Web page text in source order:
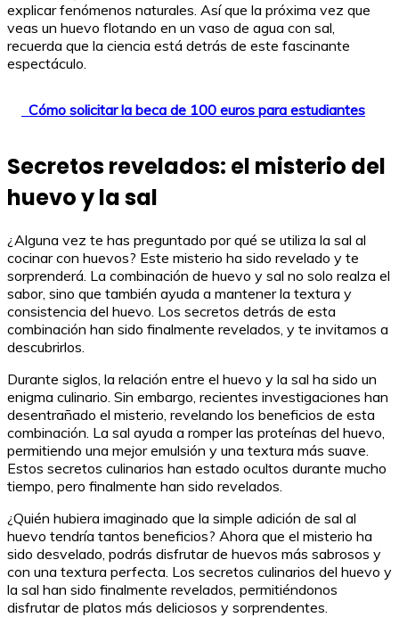
explicar fenómenos naturales. Así que la próxima vez que
veas un huevo flotando en un vaso de agua con sal,
recuerda que la ciencia está detrás de este fascinante
espectáculo.
Cómo solicitar la beca de 100 euros para estudiantes
Secretos revelados: el misterio del
huevo y la sal
¿Alguna vez te has preguntado por qué se utiliza la sal al
cocinar con huevos? Este misterio ha sido revelado y te
sorprenderá. La combinación de huevo y sal no solo realza el
sabor, sino que también ayuda a mantener la textura y
consistencia del huevo. Los secretos detrás de esta
combinación han sido finalmente revelados, y te invitamos a
descubrirlos.
Durante siglos, la relación entre el huevo y la sal ha sido un
enigma culinario. Sin embargo, recientes investigaciones han
desentrañado el misterio, revelando los beneficios de esta
combinación. La sal ayuda a romper las proteínas del huevo,
permitiendo una mejor emulsión y una textura más suave.
Estos secretos culinarios han estado ocultos durante mucho
tiempo, pero finalmente han sido revelados.
¿Quién hubiera imaginado que la simple adición de sal al
huevo tendría tantos beneficios? Ahora que el misterio ha
sido desvelado, podrás disfrutar de huevos más sabrosos y
con una textura perfecta. Los secretos culinarios del huevo y
la sal han sido finalmente revelados, permitiéndonos
disfrutar de platos más deliciosos y sorprendentes.